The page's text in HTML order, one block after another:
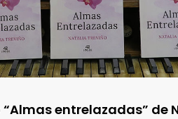
entrelazadas” de